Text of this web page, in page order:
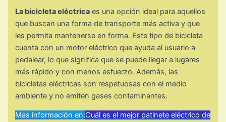
La bicicleta eléctrica es una opción ideal para aquellos
que buscan una forma de transporte más activa y que
les permita mantenerse en forma. Este tipo de bicicleta
cuenta con un motor eléctrico que ayuda al usuario a
pedalear, lo que significa que se puede llegar a lugares
más rápido y con menos esfuerzo. Además, las
bicicletas eléctricas son respetuosas con el medio
ambiente y no emiten gases contaminantes.
Mas información en:Cuál es el mejor patinete eléctrico de